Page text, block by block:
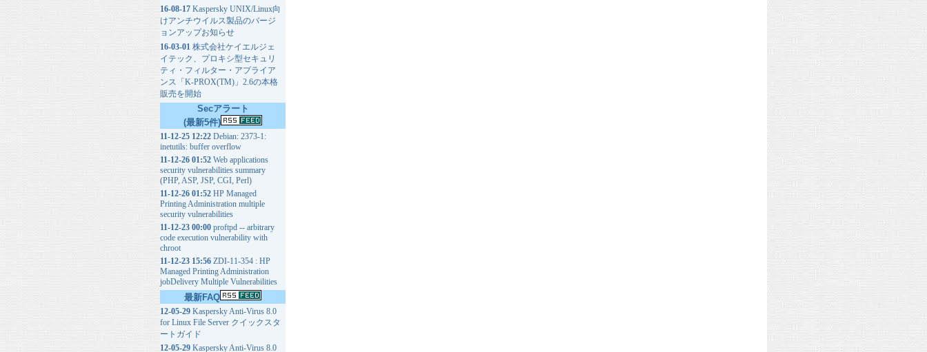
16-08-17 Kaspersky UNIX/Linux向
けアンチウイルス製品のバージ
ョンアップお知らせ
16-03-01 株式会社ケイエルジェ
イテック、プロキシ型セキュリ
ティ・フィルター・アプライア
ンス「K-PROX(TM)」2.6の本格
販売を開始
Secアラート
(最新5件)
11-12-25 12:22 Debian: 2373-1:
inetutils: buffer overflow
11-12-26 01:52 Web applications
security vulnerabilities summary
(PHP, ASP, JSP, CGI, Perl)
11-12-26 01:52 HP Managed
Printing Administration multiple
security vulnerabilities
11-12-23 00:00 proftpd -- arbitrary
code execution vulnerability with
chroot
11-12-23 15:56 ZDI-11-354 : HP
Managed Printing Administration
jobDelivery Multiple Vulnerabilities
最新FAQ
12-05-29 Kaspersky Anti-Virus 8.0
for Linux File Server クイックスタ
ートガイド
12-05-29 Kaspersky Anti-Virus 8.0